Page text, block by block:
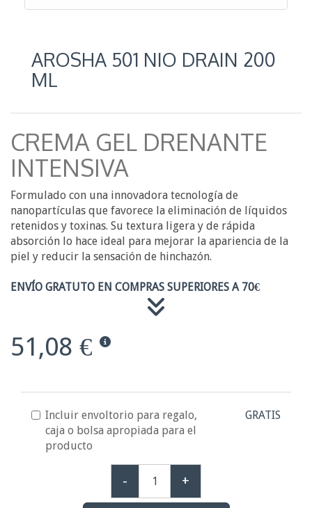
AROSHA 501 NIO DRAIN 200
ML
CREMA GEL DRENANTE
INTENSIVA
Formulado con una innovadora tecnología de
nanopartículas que favorece la eliminación de líquidos
retenidos y toxinas. Su textura ligera y de rápida
absorción lo hace ideal para mejorar la apariencia de la
piel y reducir la sensación de hinchazón.
ENVÍO GRATUTO EN COMPRAS SUPERIORES A 70€
51,08 €
Incluir envoltorio para regalo,
caja o bolsa apropiada para el
producto
GRATIS
- +